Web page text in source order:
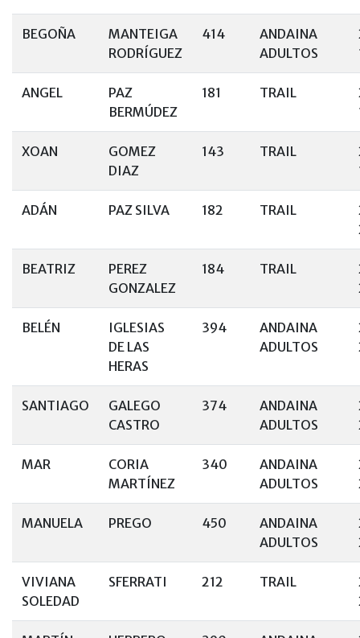
BEGOÑA
MANTEIGA
RODRÍGUEZ
414
ANDAINA
ADULTOS
ANGEL
PAZ
BERMÚDEZ
181 TRAIL
XOAN
GOMEZ
DIAZ
143 TRAIL
ADÁN PAZ SILVA 182 TRAIL
BEATRIZ
PEREZ
GONZALEZ
184 TRAIL
BELÉN
IGLESIAS
DE LAS
HERAS
394
ANDAINA
ADULTOS
SANTIAGO
GALEGO
CASTRO
374
ANDAINA
ADULTOS
MAR
CORIA
MARTÍNEZ
340
ANDAINA
ADULTOS
MANUELA PREGO 450
ANDAINA
ADULTOS
VIVIANA
SOLEDAD
SFERRATI 212 TRAIL